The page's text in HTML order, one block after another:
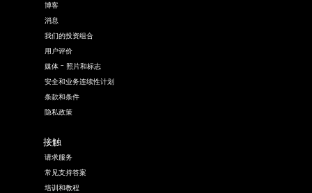
博客
消息
我们的投资组合
用户评价
媒体 - 照片和标志
安全和业务连续性计划
条款和条件
隐私政策
接触
请求服务
常见支持答案
培训和教程